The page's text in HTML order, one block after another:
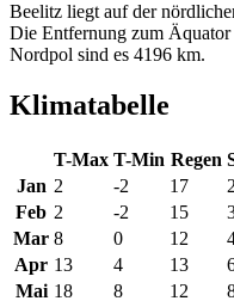
Beelitz liegt auf der
Die Entfernung zum
Nordpol sind es 4196 km.
Klimatabelle
T-Max T-Min Regen
Jan 2 -2 17
2
Feb 2 -2 15
Mar 8 0 12
Apr 13 4 13
Mai 18 8 12